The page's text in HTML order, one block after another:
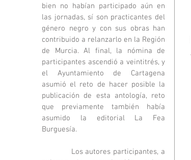
bien no habían participado aún en
las jornadas, sí son practicantes del
género negro y con sus obras han
contribuido a relanzarlo en la Región
de Murcia. Al final, la nómina de
participantes ascendió a veintitrés, y
el Ayuntamiento de Cartagena
asumió el reto de hacer posible la
publicación de esta antología, reto
que previamente también había
asumido la editorial La Fea
Burguesía.